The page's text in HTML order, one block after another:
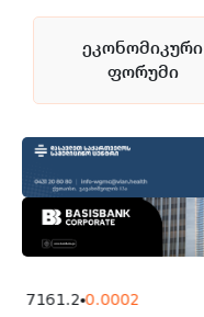
ეკონომიკური
ფორუმი
7161.2 0.0002